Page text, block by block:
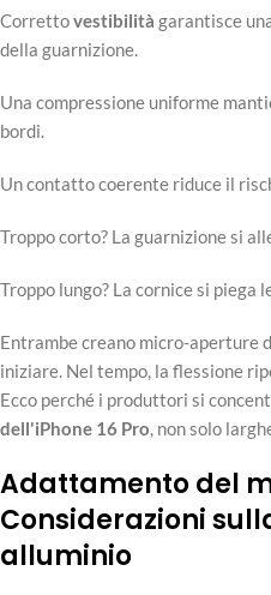
Correttovestibilità garantisce
della guarnizione.
Una compressione uniforme
bordi.
Un contatto coerente riduce il
Troppo corto? La guarnizione si
Troppo lungo? La cornice si piega
Entrambe creano micro-aperture
iniziare. Nel tempo, la flessione
Ecco perché i produttori si
dell'iPhone 16 Pro, non solo
Adattamento del
Considerazioni
alluminio